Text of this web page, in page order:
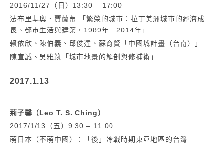
2016/11/27（日）13:30 – 17:00
法布里基奧．賈蘭蒂 「繁榮的城市：拉丁美洲城市的經濟成
長、都市生活與建築，1989年－2014年」
賴依欣、陳伯義、邱俊達、蘇育賢「中國城計畫（台南）」
陳宣誠、吳雅筑「城市地景的解剖與修補術」
2017.1.13
荊子馨（Leo T. S. Ching）
2017/1/13（五）9:30 – 11:00
萌日本（不萌中國）：「後」冷戰時期東亞地區的台灣